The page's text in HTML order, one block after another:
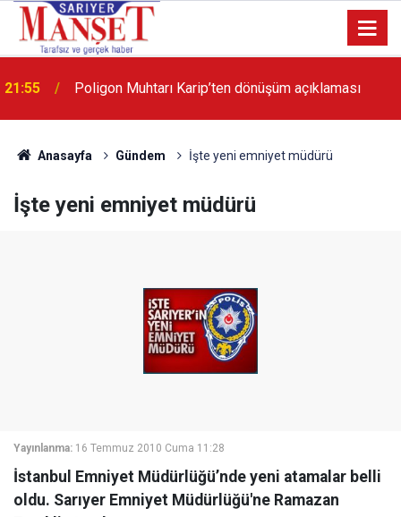
13:36 'Poligon'da İstanbul'a örnek proje gerçekleştirilecek'
Anasayfa Gündem İşte yeni emniyet müdürü
İşte yeni emniyet müdürü
Yayınlanma: 16 Temmuz 2010 Cuma 11:28
İstanbul Emniyet Müdürlüğü’nde yeni atamalar belli
oldu. Sarıyer Emniyet Müdürlüğü'ne Ramazan